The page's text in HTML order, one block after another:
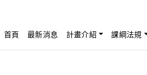
首頁 最新消息 計畫介紹 課綱法規